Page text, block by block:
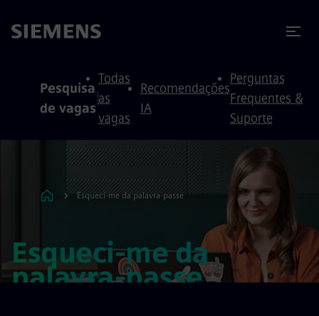
Pesquisa
de vagas
Todas
as
vagas
Recomendações
IA
Perguntas
Frequentes &
Suporte
Esqueci-me da palavra-passe
Esqueci-me da
palavra-passe